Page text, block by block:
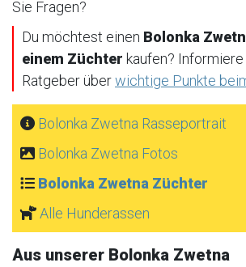
Sie Fragen?
Du möchtest einen Bolonka
einem Züchter kaufen?
Ratgeber überwichtige Punkte
Bolonka Zwetna Rasseportrait
Bolonka Zwetna Fotos
Bolonka Zwetna Züchter
Alle Hunderassen
Aus unserer Bolonka Zwetna